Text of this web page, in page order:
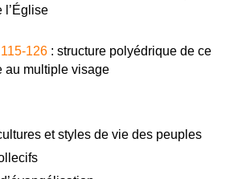
l’Église
126 : structure polyédrique de ce
au multiple visage
et styles de vie des peuples